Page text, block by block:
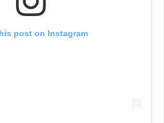
post on Instagram